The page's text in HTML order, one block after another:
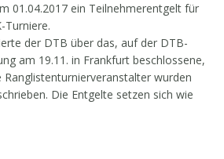
01.04.2017 ein Teilnehmerentgelt für
Turniere.
der DTB über das, auf der DTB-
am 19.11. in Frankfurt beschlossene,
wurden
Die Entgelte setzen sich wie